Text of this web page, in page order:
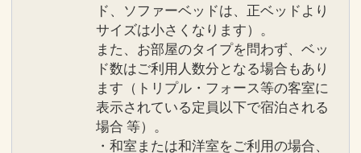
ド、ソファーベッドは、正ベッドより
サイズは小さくなります）。
また、お部屋のタイプを問わず、ベッ
ド数はご利用人数分となる場合もあり
ます（トリプル・フォース等の客室に
表示されている定員以下で宿泊される
場合 等）。
・和室または和洋室をご利用の場合、